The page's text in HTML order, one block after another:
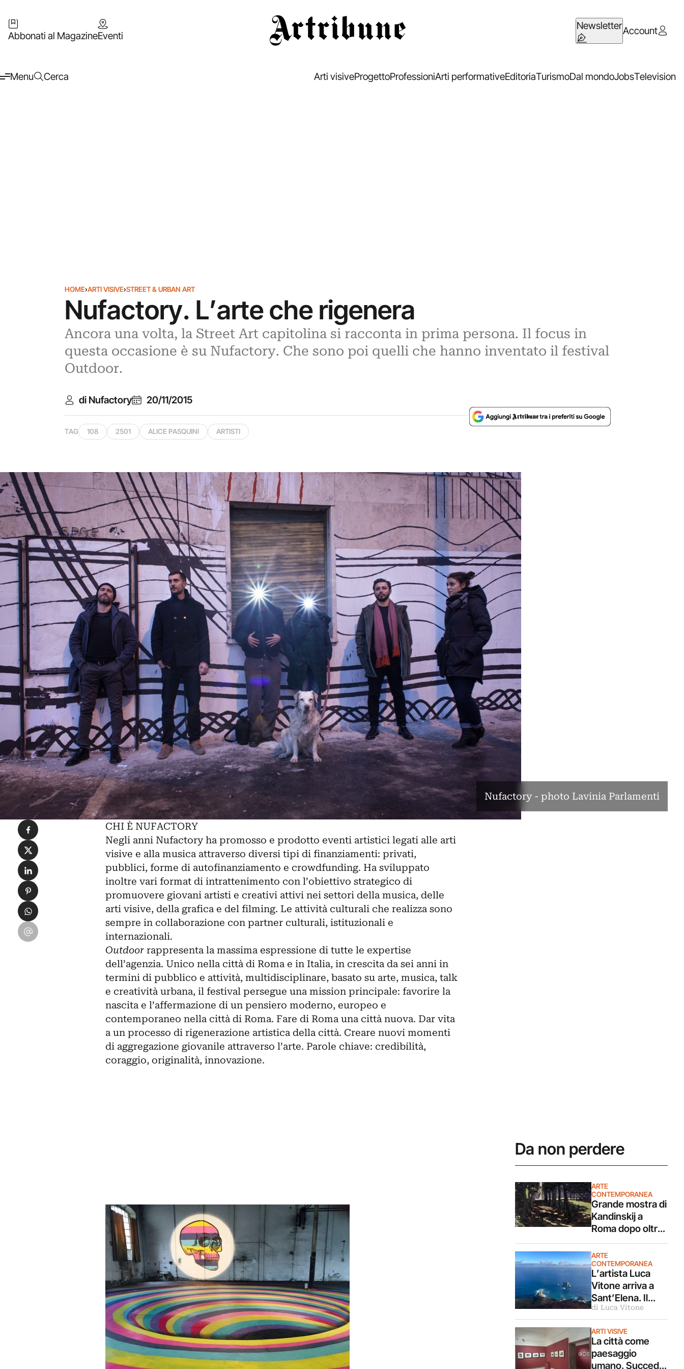
Abbonati al MagazineEventi
NewsletterAccount
Menu Cerca Arti visiveProgettoProfessioniArti performativeEditoriaTurismoDal mondoJobsTelevision
HOME›ARTI VISIVE›STREET & URBAN ART
Nufactory. L’arte che rigenera
Ancora una volta, la Street Art capitolina si racconta in prima persona. Il focus in
questa occasione è su Nufactory. Che sono poi quelli che hanno inventato il festival
Outdoor.
di Nufactory 20/11/2015
TAG 108 2501 ALICE PASQUINI ARTISTI
Nufactory - photo Lavinia Parlamenti
CHI È NUFACTORY
Negli anni Nufactory ha promosso e prodotto eventi artistici legati alle arti
visive e alla musica attraverso diversi tipi di finanziamenti: privati,
pubblici, forme di autofinanziamento e crowdfunding. Ha sviluppato
inoltre vari format di intrattenimento con l’obiettivo strategico di
promuovere giovani artisti e creativi attivi nei settori della musica, delle
arti visive, della grafica e del filming. Le attività culturali che realizza sono
sempre in collaborazione con partner culturali, istituzionali e
internazionali.
Outdoorrappresenta la massima espressione di tutte le expertise
dell’agenzia. Unico nella città di Roma e in Italia, in crescita da sei anni in
termini di pubblico e attività, multidisciplinare, basato su arte, musica, talk
e creatività urbana, il festival persegue una mission principale: favorire la
nascita e l’affermazione di un pensiero moderno, europeo e
contemporaneo nella città di Roma. Fare di Roma una città nuova. Dar vita
a un processo di rigenerazione artistica della città. Creare nuovi momenti
di aggregazione giovanile attraverso l’arte. Parole chiave: credibilità,
coraggio, originalità, innovazione.
Da non perdere
ARTE
CONTEMPORANEA
Grande mostra di
Kandinskij a
Roma dopo oltre
25 anni. A
Palazzo
Bonaparte oltre
70 opere dal
Pompidou
ARTE
CONTEMPORANEA
L’artista Luca
Vitone arriva a
Sant’Elena. Il
diario di bordo
del suo viaggio a
vela
di Luca Vitone
ARTI VISIVE
La città come
paesaggio
umano. Succede
Condividi su Facebook
Condividi su X
Condividi su LinkedIn
Condividi su Pinterest
Condividi su WhatsApp
Condividi su Email